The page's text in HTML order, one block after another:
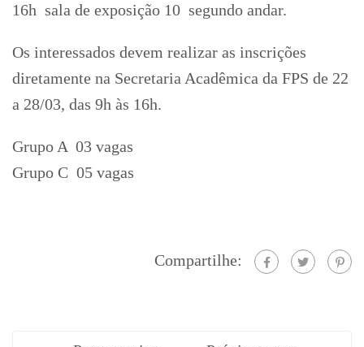
16h  sala de exposição 10  segundo andar.
Os interessados devem realizar as inscrições
diretamente na Secretaria Acadêmica da FPS de 22
a 28/03, das 9h às 16h.
Grupo A  03 vagas
Grupo C  05 vagas
Compartilhe: